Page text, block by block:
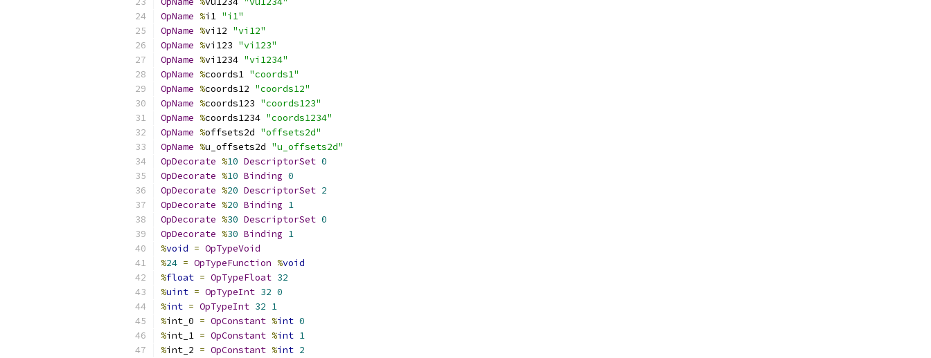
OpName %i1 "i1"
OpName %vi12 "vi12"
OpName %vi123 "vi123"
OpName %vi1234 "vi1234"
OpName %coords1 "coords1"
OpName %coords12 "coords12"
OpName %coords123 "coords123"
OpName %coords1234 "coords1234"
OpName %offsets2d "offsets2d"
OpName %u_offsets2d "u_offsets2d"
OpDecorate %10 DescriptorSet 0
OpDecorate %10 Binding 0
OpDecorate %20 DescriptorSet 2
OpDecorate %20 Binding 1
OpDecorate %30 DescriptorSet 0
OpDecorate %30 Binding 1
%void = OpTypeVoid
%24 = OpTypeFunction %void
%float = OpTypeFloat 32
%uint = OpTypeInt 32 0
%int = OpTypeInt 32 1
%int_0 = OpConstant %int 0
%int_1 = OpConstant %int 1
%int_2 = OpConstant %int 2